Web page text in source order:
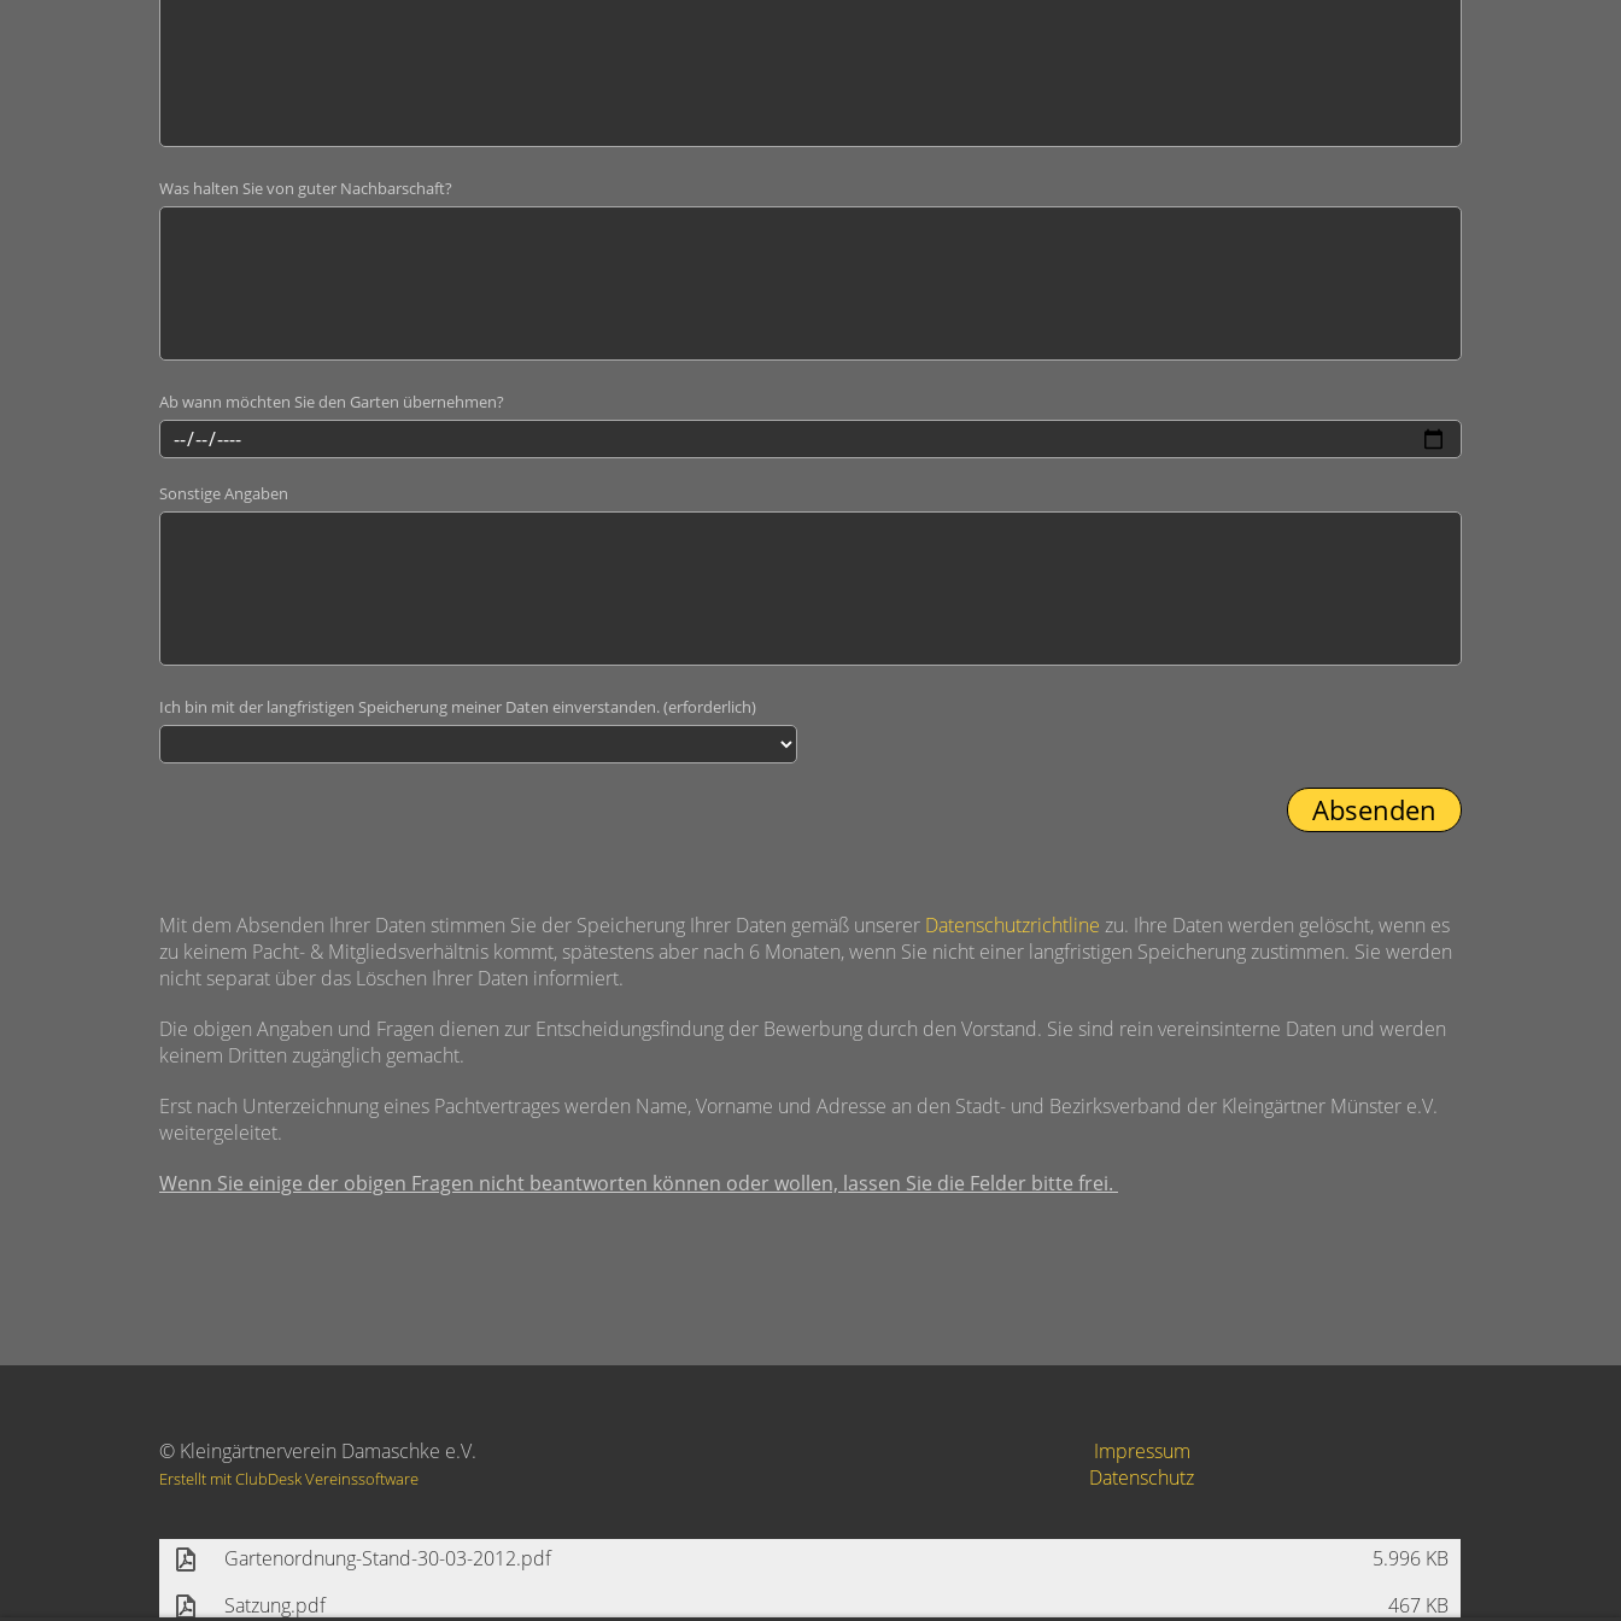
Was halten Sie von guter Nachbarschaft?
Ab wann möchten Sie den Garten übernehmen?
Sonstige Angaben
Ich bin mit der langfristigen Speicherung meiner Daten einverstanden. (erforderlich)
Mit dem Absenden Ihrer Daten stimmen Sie der Speicherung Ihrer Daten gemäß unserer Datenschutzrichtline zu. Ihre Daten werden gelöscht, wenn es
zu keinem Pacht- & Mitgliedsverhältnis kommt, spätestens aber nach 6 Monaten, wenn Sie nicht einer langfristigen Speicherung zustimmen. Sie werden
nicht separat über das Löschen Ihrer Daten informiert.
Die obigen Angaben und Fragen dienen zur Entscheidungsfindung der Bewerbung durch den Vorstand. Sie sind rein vereinsinterne Daten und werden
keinem Dritten zugänglich gemacht.
Erst nach Unterzeichnung eines Pachtvertrages werden Name, Vorname und Adresse an den Stadt- und Bezirksverband der Kleingärtner Münster e.V.
weitergeleitet.
Wenn Sie einige der obigen Fragen nicht beantworten können oder wollen, lassen Sie die Felder bitte frei.
© Kleingärtnerverein Damaschke e.V.
Erstellt mit ClubDesk Vereinssoftware
Impressum
Datenschutz
Gartenordnung-Stand-30-03-2012.pdf
5.996 KB
Satzung.pdf
467 KB